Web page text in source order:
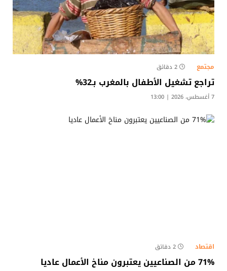
مجتمع 2 دقائق
تراجع تشغيل الأطفال بالمغرب بـ32%
7 أغسطس، 2026 | 13:00
اقتصاد 2 دقائق
71% من الصناعيين يعتبرون مناخ الأعمال عاديا